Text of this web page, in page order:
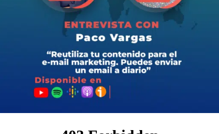
🎙 ¿Alguna vez te has preguntado qué se necesita
realmente para lanzar y mantener un podcast exitoso?